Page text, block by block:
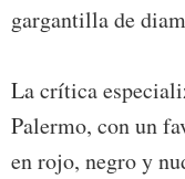
gargantilla de
La crítica
Palermo, con un
en rojo, negro y